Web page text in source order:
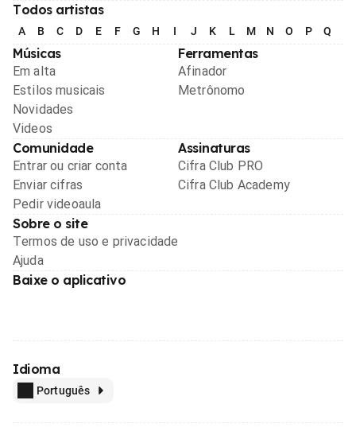
Todos artistas
A B C D E F G H I J K L M N O P Q
Músicas
Em alta
Estilos musicais
Novidades
Videos
Ferramentas
Afinador
Metrônomo
Comunidade
Entrar ou criar conta
Enviar cifras
Pedir videoaula
Assinaturas
Cifra Club PRO
Cifra Club Academy
Sobre o site
Termos de uso e privacidade
Ajuda
Baixe o aplicativo
Idioma
Português